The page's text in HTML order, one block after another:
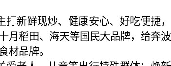
新鲜现炒、健康安心、好吃便捷，
月稻田、海天等国民大品牌，给奔波
材品牌。